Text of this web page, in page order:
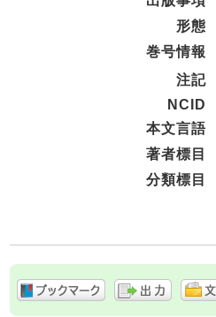
形態
巻号情報
注記
NCID
本文言語
著者標目
分類標目